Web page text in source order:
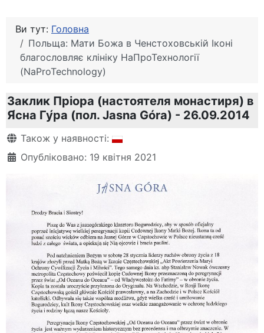
Ви тут: Головна
Польща: Мати Божа в Ченстоховській Іконі
благословляє клініку НаПроТехнології
(NaProTechnology)
Заклик Пріора (настоятеля монастиря) в
Я́сна Гу́ра (пол. Jasna Góra) - 26.09.2014
Деталі
Також у наявності:
Опубліковано: 19 квітня 2021